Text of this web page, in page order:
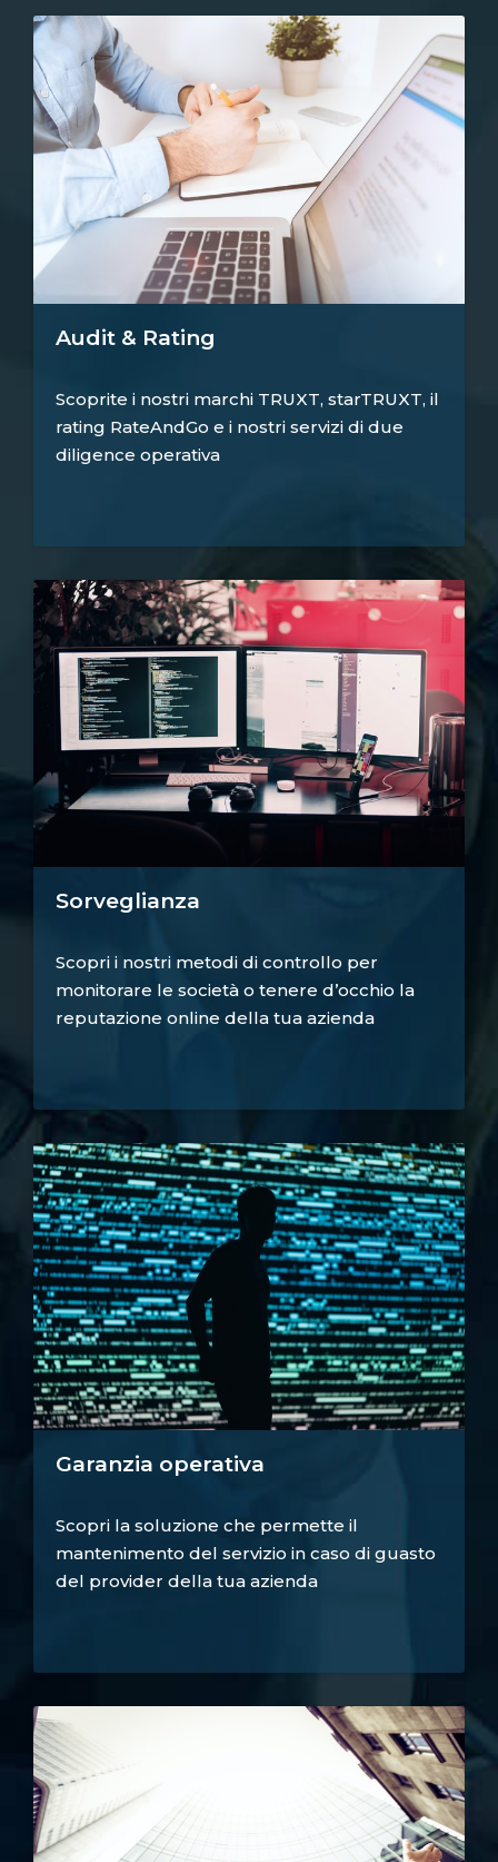
Audit & Rating
Scoprite i nostri marchi TRUXT, starTRUXT, il
rating RateAndGo e i nostri servizi di due
diligence operativa
Sorveglianza
Scopri i nostri metodi di controllo per
monitorare le società o tenere d’occhio la
reputazione online della tua azienda
Garanzia operativa
Scopri la soluzione che permette il
mantenimento del servizio in caso di guasto
del provider della tua azienda